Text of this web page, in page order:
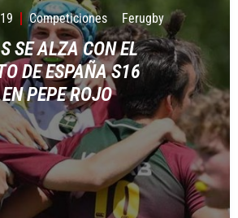
Competiciones Ferugby
SE ALZA CON EL
DE ESPAÑA S16
PEPE ROJO